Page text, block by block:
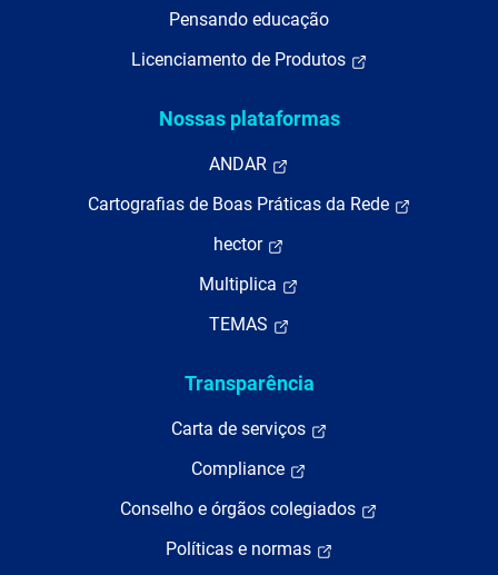
Pensando educação
Licenciamento de Produtos
Nossas plataformas
ANDAR
Cartografias de Boas Práticas da Rede
hector
Multiplica
TEMAS
Transparência
Carta de serviços
Compliance
Conselho e órgãos colegiados
Políticas e normas